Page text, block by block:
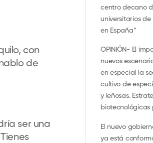
con
de
ser una
centro decano
universitarios
en España”
OPINIÓN- El
nuevos
en especial la
cultivo de
y leñosas.
biotecnológicas
El nuevo
ya está